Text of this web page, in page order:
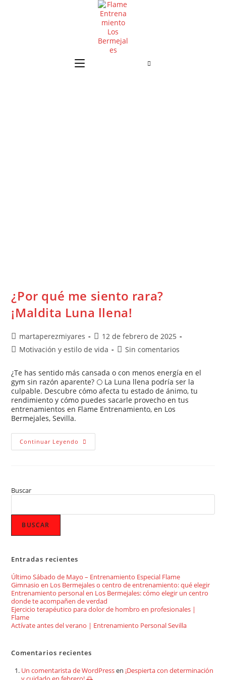
¿Por qué me siento rara?
¡Maldita Luna llena!
martaperezmiyares
12 de febrero de 2025
Motivación y estilo de vida
Sin comentarios
¿Te has sentido más cansada o con menos energía en el
gym sin razón aparente? 🌕 La Luna llena podría ser la
culpable. Descubre cómo afecta tu estado de ánimo, tu
rendimiento y cómo puedes sacarle provecho en tus
entrenamientos en Flame Entrenamiento, en Los
Bermejales, Sevilla.
Continuar Leyendo
Buscar
BUSCAR
Entradas recientes
Último Sábado de Mayo – Entrenamiento Especial Flame
Gimnasio en Los Bermejales o centro de entrenamiento: qué elegir
Entrenamiento personal en Los Bermejales: cómo elegir un centro
donde te acompañen de verdad
Ejercicio terapéutico para dolor de hombro en profesionales |
Flame
Actívate antes del verano | Entrenamiento Personal Sevilla
Comentarios recientes
Un comentarista de WordPressen ¡Despierta con determinación